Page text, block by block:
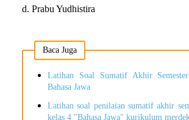
d. Prabu Yudhistira
Baca Juga
Latihan Soal Sumatif Akhir
Bahasa Jawa
Latihan soal penilaian sumatif akhir
kelas 4 "Bahasa Jawa" kurikulum